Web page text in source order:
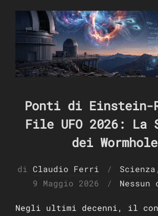
Ponti di Einstein-
File UFO 2026: La
dei Wormhole
di Claudio Ferri Scienza
Pubblicato
9 Maggio 2026 Nessun
Negli ultimi decenni, il